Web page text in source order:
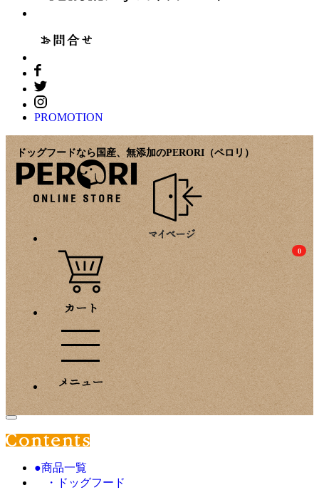
PROMOTION
ドッグフードなら国産、無添加のPERORI（ペロリ）
0
●商品一覧
・ドッグフード